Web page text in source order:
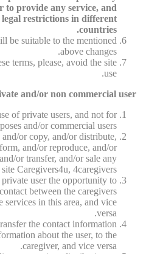
to provide any service, and
restrictions in different
countries.
be suitable to the mentioned
above changes.
terms, please, avoid the site
use.
and/or non commercial user
of private users, and not for
and/or commercial users.
or copy, and/or distribute,
and/or reproduce, and/or
or transfer, and/or sale any
Caregivers4u, 4caregivers.
user the opportunity to
between the caregivers
services in this area, and vice
versa.
the contact information
about the user, to the
caregiver, and vice versa.